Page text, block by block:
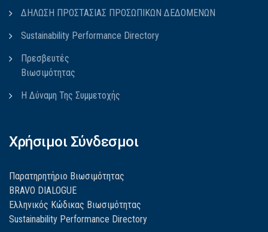
ΔΗΛΩΣΗ ΠΡΟΣΤΑΣΙΑΣ ΠΡΟΣΩΠΙΚΩΝ ΔΕΔΟΜΕΝΩΝ
Sustainability Performance Directory
Πρεσβευτές
Βιωσιμότητας
Η Δύναμη Της Συμμετοχής
Χρήσιμοι Σύνδεσμοι
Παρατηρητήριο Βιωσιμότητας
BRAVO DIALOGUE
Ελληνικός Κώδικας Βιωσιμότητας
Sustainability Performance Directory